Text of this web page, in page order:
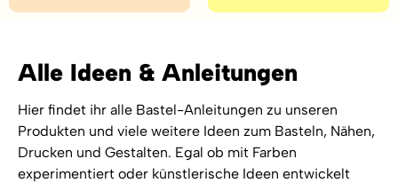
Alle Ideen & Anleitungen
Hier findet ihr alle Bastel-Anleitungen zu unseren
Produkten und viele weitere Ideen zum Basteln, Nähen,
Drucken und Gestalten. Egal ob mit Farben
experimentiert oder künstlerische Ideen entwickelt